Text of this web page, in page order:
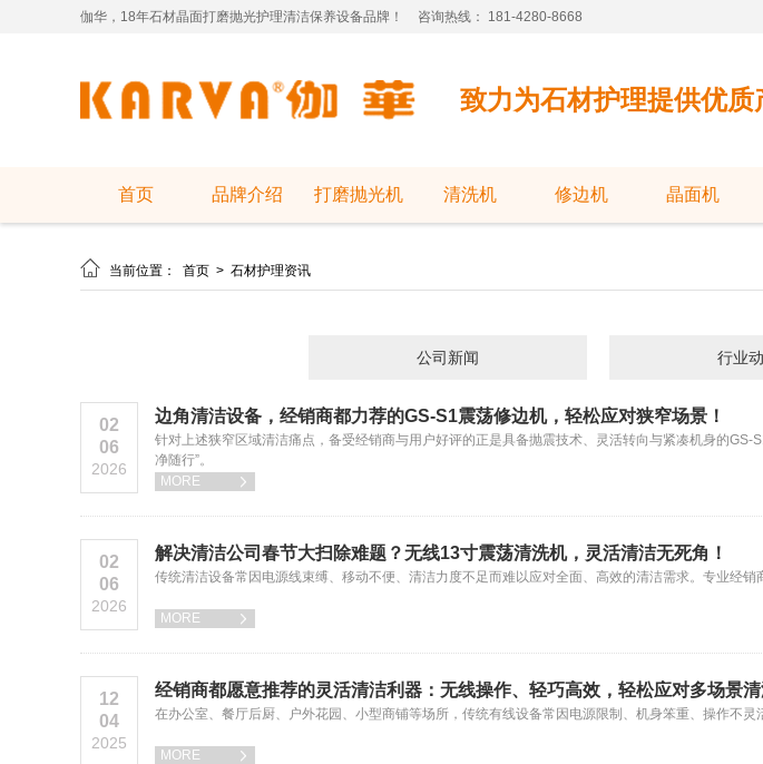
伽华，18年石材晶面打磨抛光护理清洁保养设备品牌！ 咨询热线： 181-4280-8668
致力为石材护理提供优质
首页 品牌介绍 打磨抛光机 清洗机 修边机 晶面机
 当前位置： 首页 > 石材护理资讯
石材打磨抛光机行业资讯_酒店工厂地坪研磨抛光机新闻_伽华品牌
公司新闻 行业
02
06
2026
边角清洁设备，经销商都力荐的GS-S1震荡修边机，轻松应对狭窄场景！
针对上述狭窄区域清洁痛点，备受经销商与用户好评的正是具备抛震技术、灵活转向与紧凑机身的
净随行”。
MORE

02
06
2026
解决清洁公司春节大扫除难题？无线13寸震荡清洗机，灵活清洁无死角！
传统清洁设备常因电源线束缚、移动不便、清洁力度不足而难以应对全面、高效的清洁需求。专业经
MORE 
12
04
2025
经销商都愿意推荐的灵活清洁利器：无线操作、轻巧高效，轻松应对多场景清
在办公室、餐厅后厨、户外花园、小型商铺等场所，传统有线设备常因电源限制、机身笨重、操作不灵
MORE 